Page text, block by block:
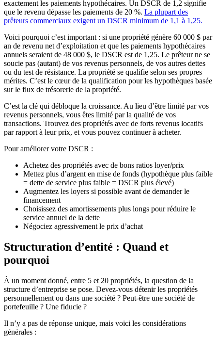
exactement les paiements hypothécaires. Un DSCR de 1,2 signifie
que le revenu dépasse les paiements de 20 %. La plupart des
prêteurs commerciaux exigent un DSCR minimum de 1,1 à 1,25.
Voici pourquoi c’est important : si une propriété génère 60 000 $ par
an de revenu net d’exploitation et que les paiements hypothécaires
annuels seraient de 48 000 $, le DSCR est de 1,25. Le prêteur ne se
soucie pas (autant) de vos revenus personnels, de vos autres dettes
ou du test de résistance. La propriété se qualifie selon ses propres
mérites. C’est le cœur de la qualification pour les hypothèques basée
sur le flux de trésorerie de la propriété.
C’est la clé qui débloque la croissance. Au lieu d’être limité par vos
revenus personnels, vous êtes limité par la qualité de vos
transactions. Trouvez des propriétés avec de forts revenus locatifs
par rapport à leur prix, et vous pouvez continuer à acheter.
Pour améliorer votre DSCR :
Achetez des propriétés avec de bons ratios loyer/prix
Mettez plus d’argent en mise de fonds (hypothèque plus faible
= dette de service plus faible = DSCR plus élevé)
Augmentez les loyers si possible avant de demander le
financement
Choisissez des amortissements plus longs pour réduire le
service annuel de la dette
Négociez agressivement le prix d’achat
Structuration d’entité : Quand et
pourquoi
À un moment donné, entre 5 et 20 propriétés, la question de la
structure d’entreprise se pose. Devez-vous détenir les propriétés
personnellement ou dans une société ? Peut-être une société de
portefeuille ? Une fiducie ?
Il n’y a pas de réponse unique, mais voici les considérations
générales :